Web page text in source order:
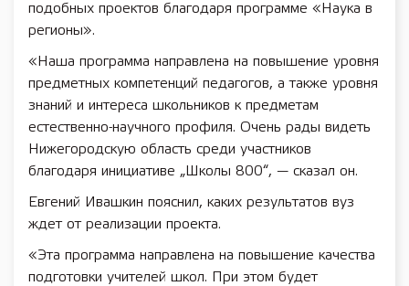
подобных проектов благодаря программе «Наука в
регионы».
«Наша программа направлена на повышение уровня
предметных компетенций педагогов, а также уровня
знаний и интереса школьников к предметам
естественно-научного профиля. Очень рады видеть
Нижегородскую область среди участников
благодаря инициативе „Школы 800“, — сказал он.
Евгений Ивашкин пояснил, каких результатов вуз
ждет от реализации проекта.
«Эта программа направлена на повышение качества
подготовки учителей школ. При этом будет